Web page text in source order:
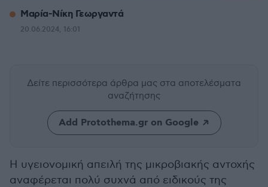
Μαρία-Νίκη Γεωργαντά
20.06.2024, 16:01
Δείτε περισσότερα άρθρα μας στα αποτελέσματα
αναζήτησης
Add Protothema.gr on Google
Η υγειονομική απειλή της μικροβιακής αντοχής
αναφέρεται πολύ συχνά από ειδικούς της